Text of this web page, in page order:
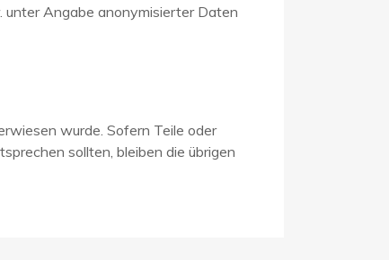
Angabe anonymisierter Daten
wurde. Sofern Teile oder
sollten, bleiben die übrigen